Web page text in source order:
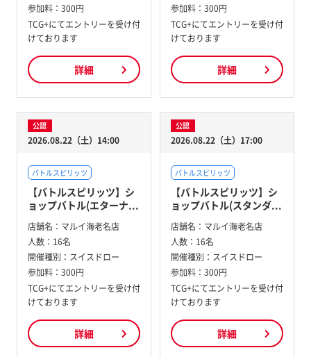
参加料： 300円
TCG+にてエントリーを受け付
けております
詳細
参加料： 300円
TCG+にてエントリーを受け付
けております
詳細
公認
2026.08.22（土）14:00
バトルスピリッツ
【バトルスピリッツ】シ
ョップバトル(エターナ...
店舗名： マルイ海老名店
人数： 16名
開催種別： スイスドロー
参加料： 300円
TCG+にてエントリーを受け付
けております
詳細
公認
2026.08.22（土）17:00
バトルスピリッツ
【バトルスピリッツ】シ
ョップバトル(スタンダ...
店舗名： マルイ海老名店
人数： 16名
開催種別： スイスドロー
参加料： 300円
TCG+にてエントリーを受け付
けております
詳細